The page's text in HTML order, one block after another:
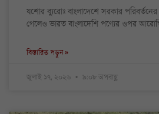
যশোর ব্যুরোঃ বাংলাদেশে সরকার
গেলেও ভারত বাংলাদেশি পণ্যের ওপর
বিস্তারিত পড়ুন »
জুলাই ১৭, ২০২৬ ৯:০৮ অপরাহ্ণ